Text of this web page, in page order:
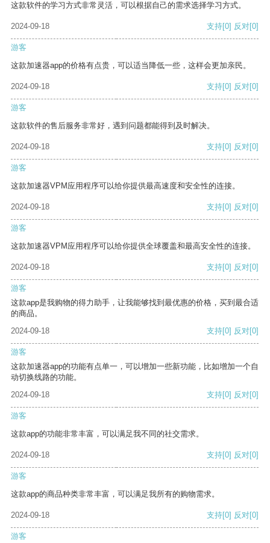
这款软件的学习方式非常灵活，可以根据自己的需求选择学习方式。
2024-09-18 支持[0] 反对[0]
游客
这款加速器app的价格有点贵，可以适当降低一些，这样会更加亲民。
2024-09-18 支持[0] 反对[0]
游客
这款软件的售后服务非常好，遇到问题都能得到及时解决。
2024-09-18 支持[0] 反对[0]
游客
这款加速器VPM应用程序可以给你提供最高速度和安全性的连接。
2024-09-18 支持[0] 反对[0]
游客
这款加速器VPM应用程序可以给你提供全球覆盖和最高安全性的连接。
2024-09-18 支持[0] 反对[0]
游客
这款app是我购物的得力助手，让我能够找到最优惠的价格，买到最合适
的商品。
2024-09-18
支持[0] 反对[0]
游客
这款加速器app的功能有点单一，可以增加一些新功能，比如增加一个自
动切换线路的功能。
2024-09-18
支持[0] 反对[0]
游客
这款app的功能非常丰富，可以满足我不同的社交需求。
2024-09-18 支持[0] 反对[0]
游客
这款app的商品种类非常丰富，可以满足我所有的购物需求。
2024-09-18 支持[0] 反对[0]
游客